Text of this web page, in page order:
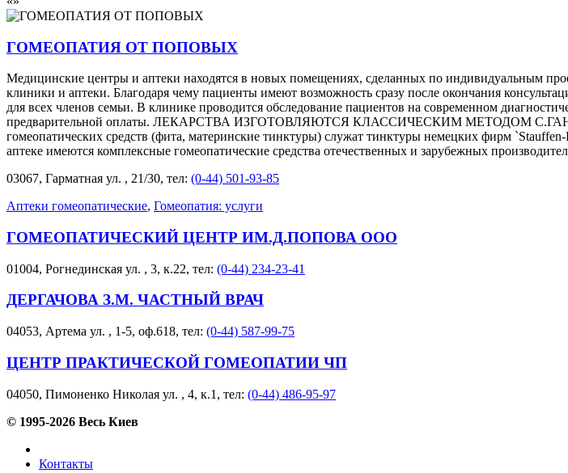
ГОМЕОПАТИЯ ОТ ПОПОВЫХ
Медицинские центры и аптеки находятся в новых помещениях, сделанных по индивидуальным
клиники и аптеки. Благодаря чему пациенты имеют возможность сразу после окончания
для всех членов семьи. В клинике проводится обследование пациентов на современном
предварительной оплаты. ЛЕКАРСТВА ИЗГОТОВЛЯЮТСЯ КЛАССИЧЕСКИМ МЕТОДОМ
гомеопатических средств (фита, материнские тинктуры) служат тинктуры немецких фирм
аптеке имеются комплексные гомеопатические средства отечественных и зарубежных
03067, Гарматная ул. , 21/30, тел: (0-44) 501-93-85
Аптеки гомеопатические, Гомеопатия: услуги
ГОМЕОПАТИЧЕСКИЙ ЦЕНТР ИМ.Д.ПОПОВА ООО
01004, Рогнединская ул. , 3, к.22, тел: (0-44) 234-23-41
ДЕРГАЧОВА З.М. ЧАСТНЫЙ ВРАЧ
04053, Артема ул. , 1-5, оф.618, тел: (0-44) 587-99-75
ЦЕНТР ПРАКТИЧЕСКОЙ ГОМЕОПАТИИ ЧП
04050, Пимоненко Николая ул. , 4, к.1, тел: (0-44) 486-95-97
© 1995-2026 Весь Киев
Контакты